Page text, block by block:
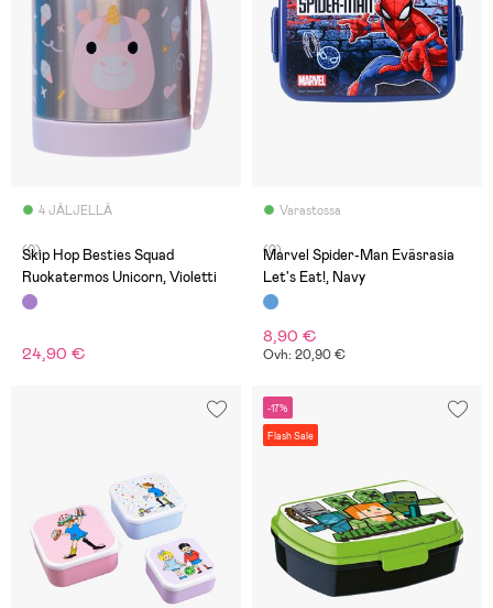
4 JÄLJELLÄ
(0)
Skip Hop Besties Squad
Ruokatermos Unicorn, Violetti
24,90 €
Varastossa
(0)
Marvel Spider-Man Eväsrasia
Let's Eat!, Navy
8,90 €
Ovh: 20,90 €
-17%
Flash Sale